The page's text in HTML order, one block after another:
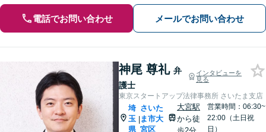
電話でお問い合わせ メールでお問い合わせ
神尾 尊礼 弁
護士
インタビューを
見る
東京スタートアップ法律事務所 さいたま支店
埼
玉
県
|
さいた
ま市大
宮区
大宮駅
から徒
営業時間：06:30~
22:00（土日祝
日）